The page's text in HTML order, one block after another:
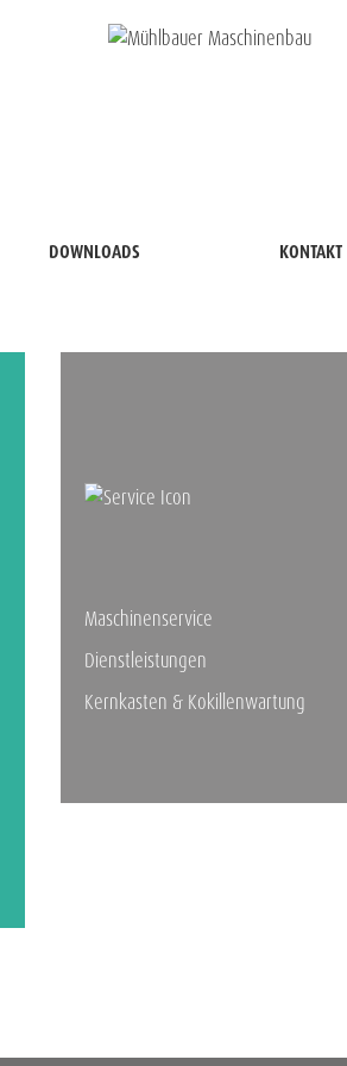
DOWNLOADS KONTAKT
Maschinenservice
Dienstleistungen
Kernkasten & Kokillenwartung